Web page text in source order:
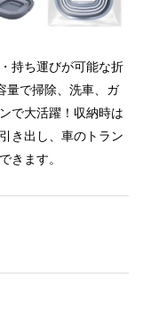
持ち運びが可能な折
量で掃除、洗車、ガ
で大活躍！収納時は
き出し、車のトラン
きます。